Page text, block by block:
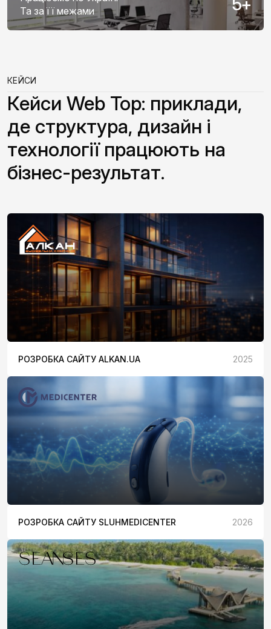
Та за її межами
КЕЙСИ
Кейси Web Top: приклади,
де структура, дизайн і
технології працюють на
бізнес-результат.
РОЗРОБКА САЙТУ ALKAN.UA 2025
РОЗРОБКА САЙТУ SLUHMEDICENTER 2026